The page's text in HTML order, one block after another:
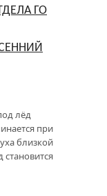
ГО
лёд
при
близкой